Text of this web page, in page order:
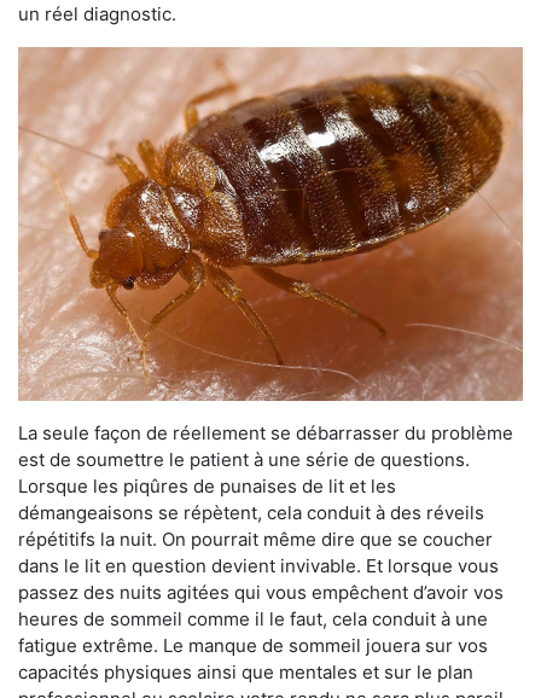
un réel diagnostic.
La seule façon de réellement se débarrasser du problème
est de soumettre le patient à une série de questions.
Lorsque les piqûres de punaises de lit et les
démangeaisons se répètent, cela conduit à des réveils
répétitifs la nuit. On pourrait même dire que se coucher
dans le lit en question devient invivable. Et lorsque vous
passez des nuits agitées qui vous empêchent d’avoir vos
heures de sommeil comme il le faut, cela conduit à une
fatigue extrême. Le manque de sommeil jouera sur vos
capacités physiques ainsi que mentales et sur le plan